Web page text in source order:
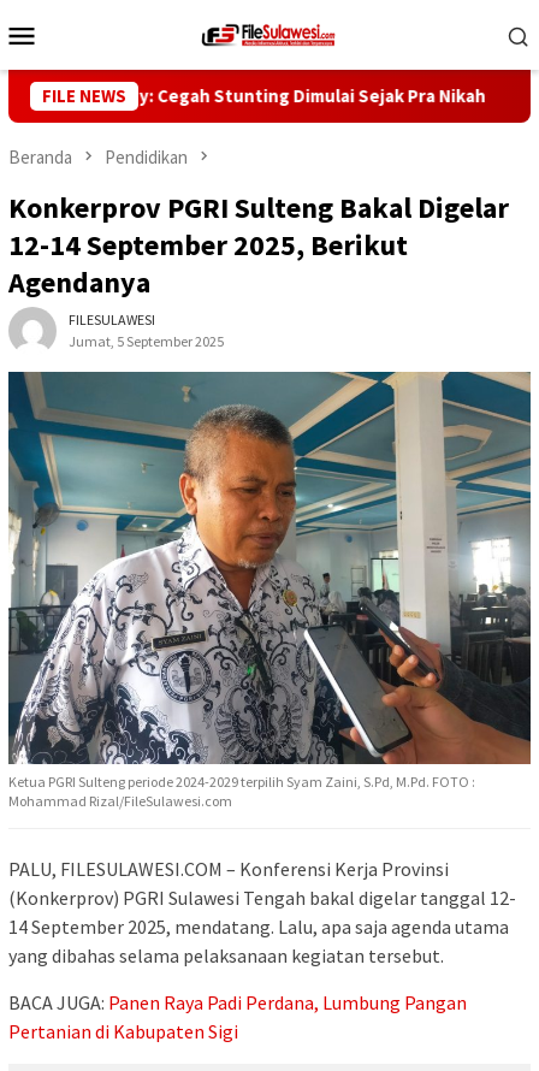
ke
Mobile
FILE NEWS
Reny: Cegah Stunting Dimulai Sejak Pra Nikah
Beranda Pendidikan
Konkerprov PGRI Sulteng Bakal Digelar
12-14 September 2025, Berikut
Agendanya
FILESULAWESI
Jumat, 5 September 2025
Ketua PGRI Sulteng periode 2024-2029 terpilih Syam Zaini, S.Pd, M.Pd. FOTO :
Mohammad Rizal/FileSulawesi.com
PALU, FILESULAWESI.COM – Konferensi Kerja Provinsi
(Konkerprov) PGRI Sulawesi Tengah bakal digelar tanggal 12-
14 September 2025, mendatang. Lalu, apa saja agenda utama
yang dibahas selama pelaksanaan kegiatan tersebut.
BACA JUGA: Panen Raya Padi Perdana, Lumbung Pangan
Pertanian di Kabupaten Sigi